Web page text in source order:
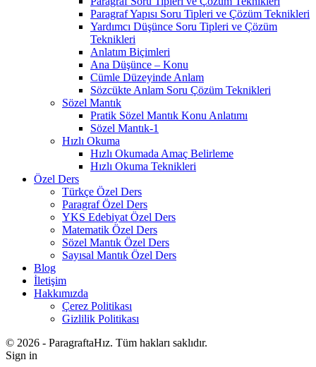
Paragraf Yapısı Soru Tipleri ve Çözüm Teknikleri
Yardımcı Düşünce Soru Tipleri ve Çözüm
Teknikleri
Anlatım Biçimleri
Ana Düşünce – Konu
Cümle Düzeyinde Anlam
Sözcükte Anlam Soru Çözüm Teknikleri
Sözel Mantık
Pratik Sözel Mantık Konu Anlatımı
Sözel Mantık-1
Hızlı Okuma
Hızlı Okumada Amaç Belirleme
Hızlı Okuma Teknikleri
Özel Ders
Türkçe Özel Ders
Paragraf Özel Ders
YKS Edebiyat Özel Ders
Matematik Özel Ders
Sözel Mantık Özel Ders
Sayısal Mantık Özel Ders
Blog
İletişim
Hakkımızda
Çerez Politikası
Gizlilik Politikası
© 2026 - ParagraftaHız. Tüm hakları saklıdır.
Sign in